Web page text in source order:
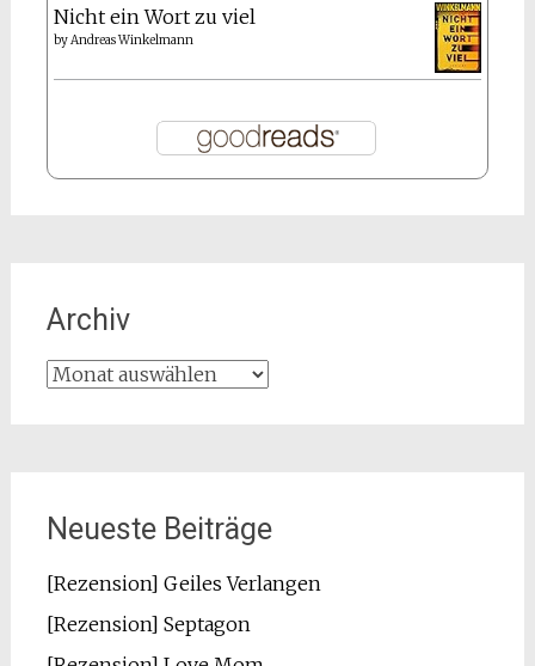
Nicht ein Wort zu viel
byAndreas Winkelmann
Archiv
Archiv
Neueste Beiträge
[Rezension] Geiles Verlangen
[Rezension] Septagon